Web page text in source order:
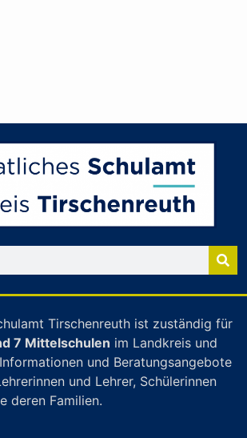
Tirschenreuth ist zuständig für
7 Mittelschulen im Landkreis und
und Beratungsangebote
und Lehrer, Schülerinnen
deren Familien.